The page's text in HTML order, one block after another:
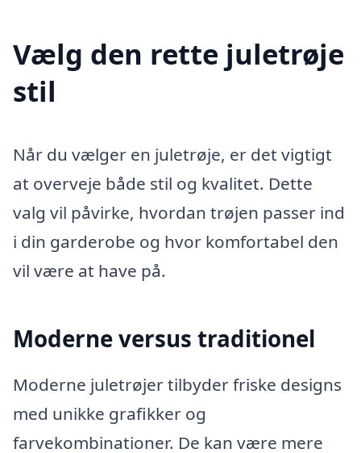
Vælg den rette juletrøje
stil
Når du vælger en juletrøje, er det vigtigt
at overveje både stil og kvalitet. Dette
valg vil påvirke, hvordan trøjen passer ind
i din garderobe og hvor komfortabel den
vil være at have på.
Moderne versus traditionel
Moderne juletrøjer tilbyder friske designs
med unikke grafikker og
farvekombinationer. De kan være mere